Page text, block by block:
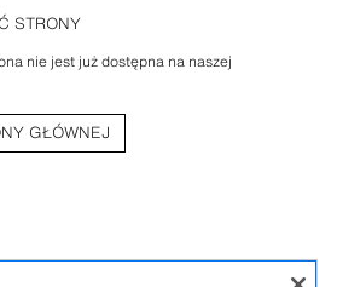
STRONY
nie jest już dostępna na naszej
GŁÓWNEJ